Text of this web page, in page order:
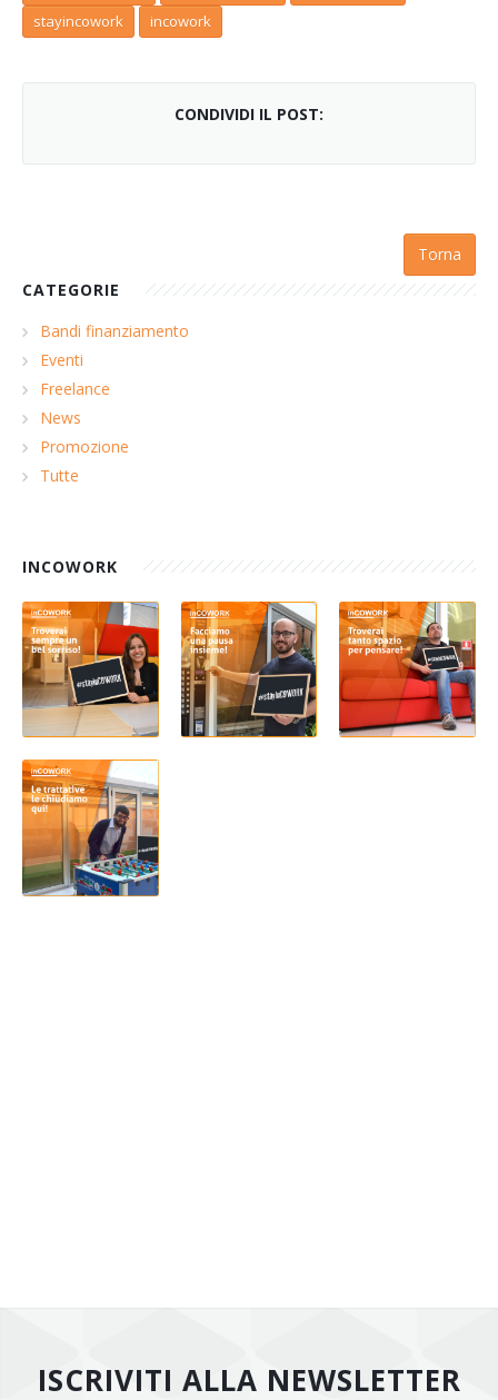
stayincowork
incowork
CONDIVIDI IL POST:
Torna
CATEGORIE
Bandi finanziamento
Eventi
Freelance
News
Promozione
Tutte
INCOWORK
ISCRIVITI ALLA NEWSLETTER